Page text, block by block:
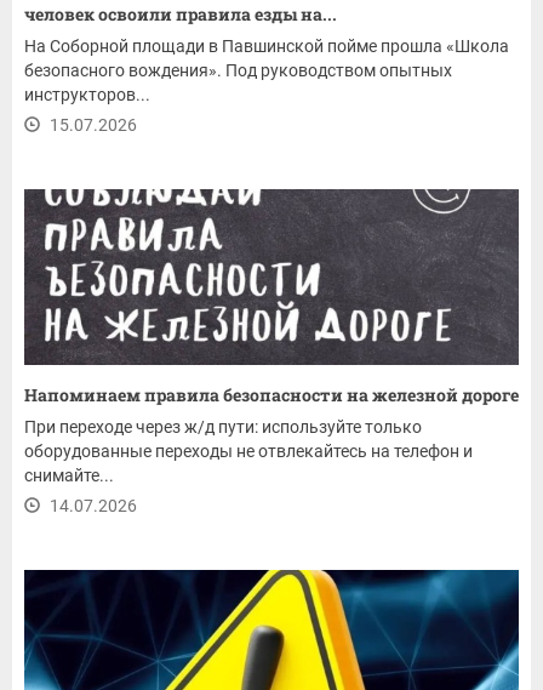
человек освоили правила езды на...
На Соборной площади в Павшинской пойме прошла «Школа
безопасного вождения». Под руководством опытных
инструкторов...
15.07.2026
Напоминаем правила безопасности на железной дороге
При переходе через ж/д пути: используйте только
оборудованные переходы не отвлекайтесь на телефон и
снимайте...
14.07.2026